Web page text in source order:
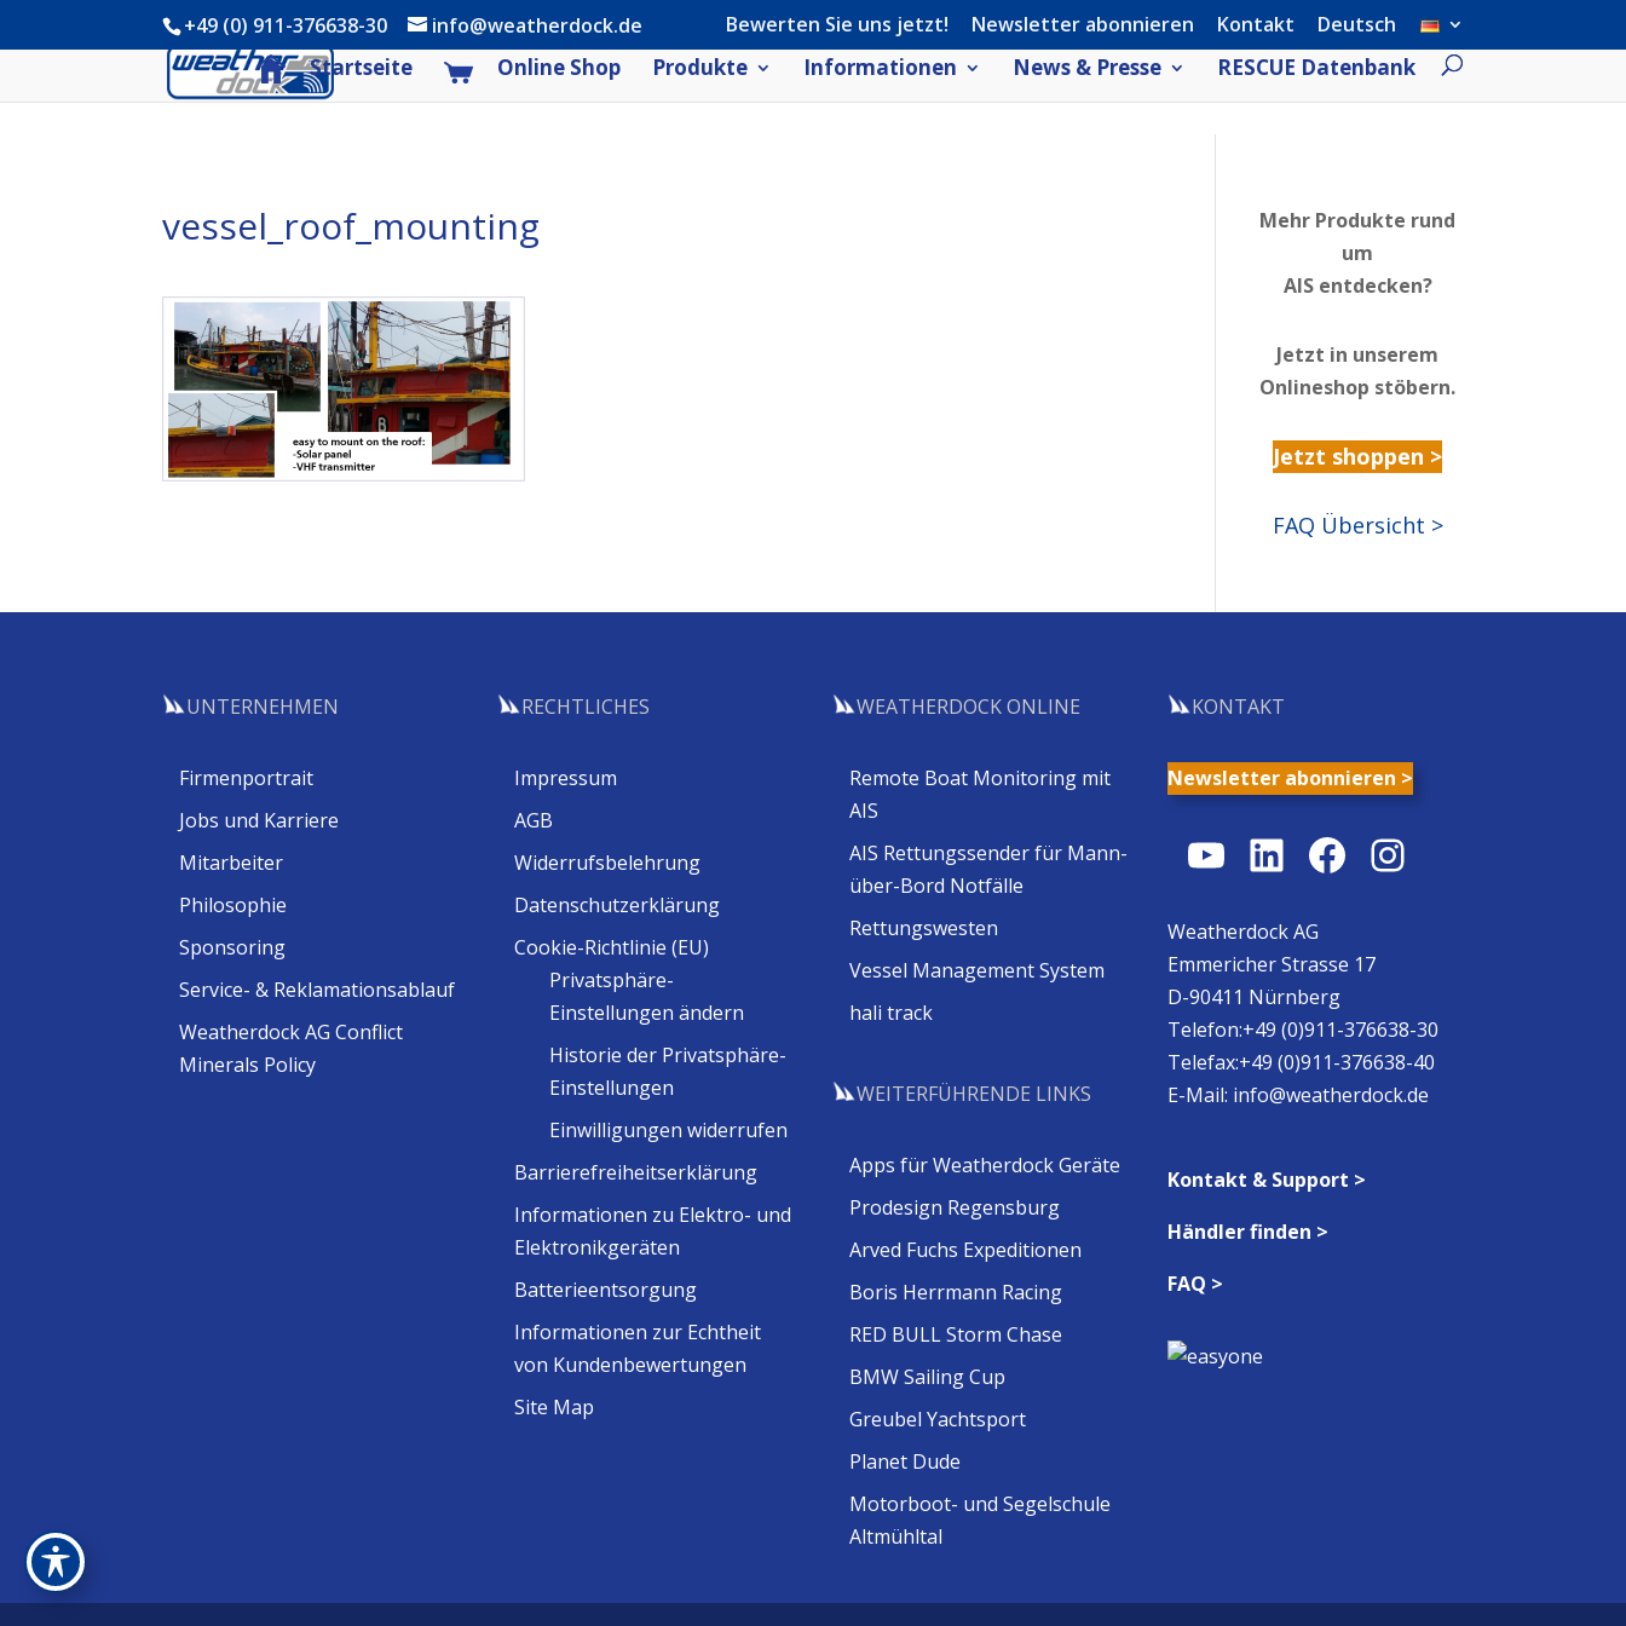
+49 (0) 911-376638-30 info@weatherdock.de Bewerten Sie uns jetzt! Newsletter abonnieren Kontakt Deutsch
Startseite Online Shop Produkte Informationen News & Presse RESCUE Datenbank
vessel_roof_mounting
Mehr Produkte rund
um
AIS entdecken?
Jetzt in unserem
Onlineshop stöbern.
Jetzt shoppen >
FAQ Übersicht >
UNTERNEHMEN
Firmenportrait
Jobs und Karriere
Mitarbeiter
Philosophie
Sponsoring
Service- & Reklamationsablauf
Weatherdock AG Conflict
Minerals Policy
RECHTLICHES
Impressum
AGB
Widerrufsbelehrung
Datenschutzerklärung
Cookie-Richtlinie (EU)
Privatsphäre-
Einstellungen ändern
Historie der Privatsphäre-
Einstellungen
Einwilligungen widerrufen
Barrierefreiheitserklärung
Informationen zu Elektro- und
Elektronikgeräten
Batterieentsorgung
Informationen zur Echtheit
von Kundenbewertungen
Site Map
WEATHERDOCK ONLINE
Remote Boat Monitoring mit
AIS
AIS Rettungssender für Mann-
über-Bord Notfälle
Rettungswesten
Vessel Management System
hali track
WEITERFÜHRENDE LINKS
Apps für Weatherdock Geräte
Prodesign Regensburg
Arved Fuchs Expeditionen
Boris Herrmann Racing
RED BULL Storm Chase
BMW Sailing Cup
Greubel Yachtsport
Planet Dude
Motorboot- und Segelschule
Altmühltal
KONTAKT
Newsletter abonnieren >
YouTube
LinkedIn
Facebook
Instagram
Weatherdock AG
Emmericher Strasse 17
D-90411 Nürnberg
Telefon:+49 (0)911-376638-30
Telefax:+49 (0)911-376638-40
E-Mail: info@weatherdock.de
Kontakt & Support >
Händler finden >
FAQ >